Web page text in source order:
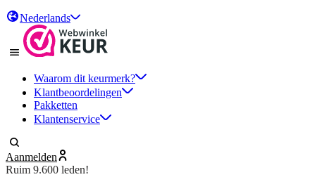
Nederlands
Waarom dit keurmerk?
Klantbeoordelingen
Pakketten
Klantenservice
Aanmelden
Ruim 9.600 leden!